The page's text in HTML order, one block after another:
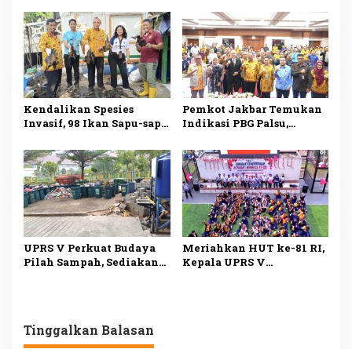
Citypark, Sanksi
Administratif Bisa
Diberikan
Pengembang, Serah
Terima Pengelolaan Jadi
Sorotan
Kendalikan Spesies
Invasif, 98 Ikan Sapu-sapu
Pemkot Jakbar Temukan
Indikasi PBG Palsu,
Diperketat
UPRS V Perkuat Budaya
Pilah Sampah, Sediakan
Meriahkan HUT ke-81 RI,
Kepala UPRS V
Tinggalkan Balasan